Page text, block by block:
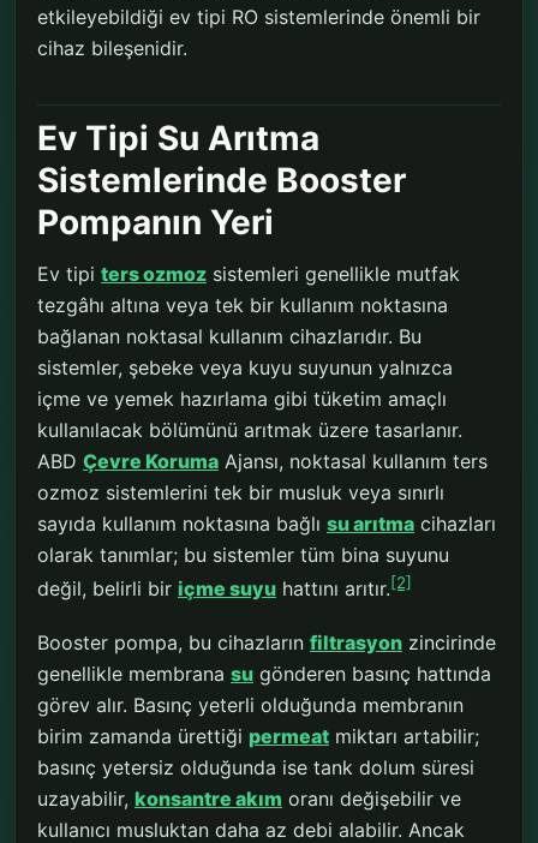
etkileyebildiği ev tipi RO sistemlerinde önemli bir
cihaz bileşenidir.
Ev Tipi Su Arıtma
Sistemlerinde Booster
Pompanın Yeri
Ev tipi ters ozmoz sistemleri genellikle mutfak
tezgâhı altına veya tek bir kullanım noktasına
bağlanan noktasal kullanım cihazlarıdır. Bu
sistemler, şebeke veya kuyu suyunun yalnızca
içme ve yemek hazırlama gibi tüketim amaçlı
kullanılacak bölümünü arıtmak üzere tasarlanır.
ABD Çevre Koruma Ajansı, noktasal kullanım ters
ozmoz sistemlerini tek bir musluk veya sınırlı
sayıda kullanım noktasına bağlı su arıtma cihazları
olarak tanımlar; bu sistemler tüm bina suyunu
değil, belirli bir içme suyu hattını arıtır.[2]
Booster pompa, bu cihazların filtrasyon zincirinde
genellikle membrana su gönderen basınç hattında
görev alır. Basınç yeterli olduğunda membranın
birim zamanda ürettiği permeat miktarı artabilir;
basınç yetersiz olduğunda ise tank dolum süresi
uzayabilir, konsantre akım oranı değişebilir ve
kullanıcı musluktan daha az debi alabilir. Ancak